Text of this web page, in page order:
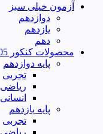
آزمون خیلی سبز
دوازدهم
یازدهم
دهم
محصولات کنکور 1405
پایه دوازدهم
تجربی
ریاضی
انسانی
پایه یازدهم
تجربی
ریاضی